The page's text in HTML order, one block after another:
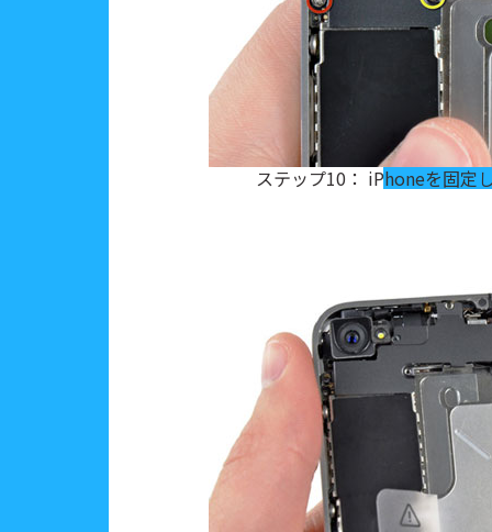
ステップ10： iPhoneを固定